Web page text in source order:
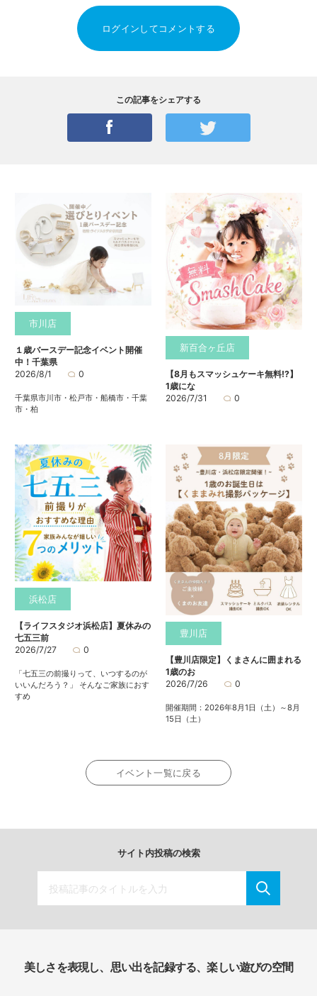
ログインしてコメントする
この記事をシェアする
市川店
１歳バースデー記念イベント開催
中！千葉県
2026/8/1
0
千葉県市川市・松戸市・船橋市・千葉
市・柏
新百合ヶ丘店
【8月もスマッシュケーキ無料⁉】
1歳にな
2026/7/31
0
浜松店
【ライフスタジオ浜松店】夏休みの
七五三前
2026/7/27
0
「七五三の前撮りって、いつするのが
いいんだろう？」 そんなご家族におす
すめ
豊川店
【豊川店限定】くまさんに囲まれる
1歳のお
2026/7/26
0
開催期間：2026年8月1日（土）～8月
15日（土）
イベント一覧に戻る
サイト内投稿の検索
美しさを表現し、思い出を記録する、楽しい遊びの空間